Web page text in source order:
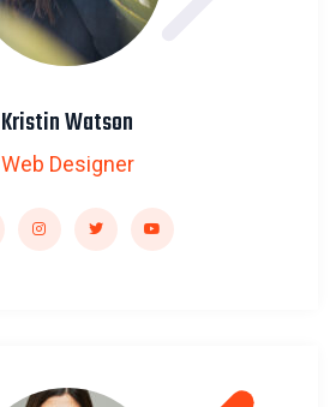
Kristin Watson
Web Designer